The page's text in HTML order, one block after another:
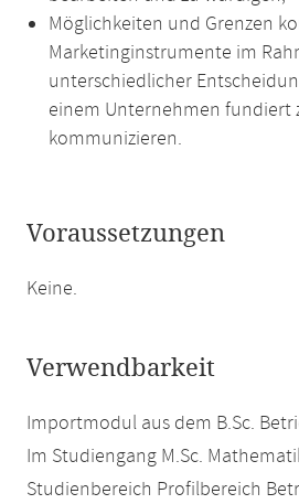
Möglichkeiten und Grenzen
Marketinginstrumente im
unterschiedlicher
einem Unternehmen fundiert
kommunizieren.
Voraussetzungen
Keine.
Verwendbarkeit
Importmodul aus dem B.Sc.
Im Studiengang M.Sc.
Studienbereich Profilbereich